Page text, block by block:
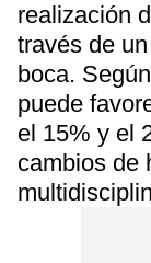
realización
través de
boca.
puede
el 15% y el
cambios de